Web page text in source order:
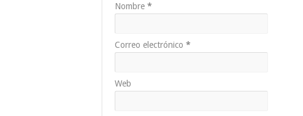
Nombre *
Correo electrónico *
Web